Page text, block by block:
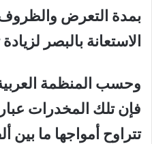
بمدة التعرض والظروف
الاستعانة بالبصر
وحسب المنظمة
فإن تلك المخدرات
تتراوح أمواجها ما بين